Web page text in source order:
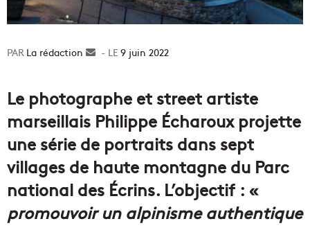
La rédaction
Envoyer9 juin 2022
Le photographe et street artiste
marseillais Philippe Écharoux projette
une série de portraits dans sept
villages de haute montagne du Parc
national des Écrins. L’objectif : «
promouvoir un alpinisme authentique